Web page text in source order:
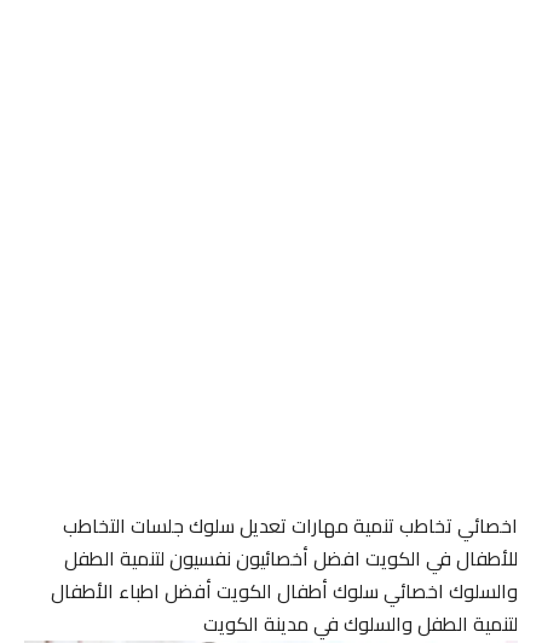
اخصائي تخاطب تنمية مهارات تعديل سلوك جلسات التخاطب
للأطفال في الكويت افضل أخصائيون نفسيون لتنمية الطفل
والسلوك اخصائي سلوك أطفال الكويت أفضل اطباء الأطفال
لتنمية الطفل والسلوك في مدينة الكويت